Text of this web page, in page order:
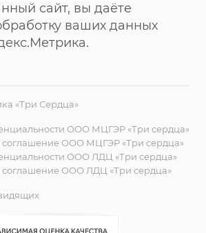
сайт, вы даёте
ваших данных
«Три Сердца»
ООО МЦГЭР «Три сердца»
соглашение ООО МЦГЭР «Три сердца»
ООО ЛДЦ «Три сердца»
соглашение ООО ЛДЦ «Три сердца»